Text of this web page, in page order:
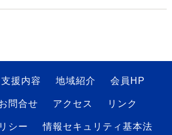
支援内容 地域紹介 会員HP
問合せ アクセス リンク
シー 情報セキュリティ基本法